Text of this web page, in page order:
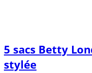
5 sacs Betty
stylée